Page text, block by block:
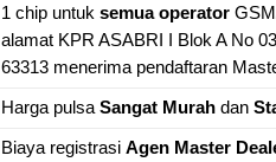
1 chip untuk semua operator
alamat KPR ASABRI I Blok A No
63313 menerima pendaftaran
Harga pulsa Sangat Murah dan
Biaya registrasi Agen Master